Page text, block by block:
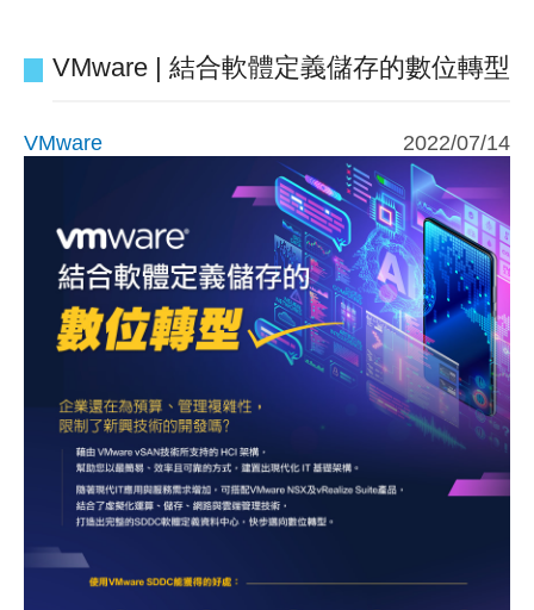
VMware | 結合軟體定義儲存的數位轉型
VMware 2022/07/14